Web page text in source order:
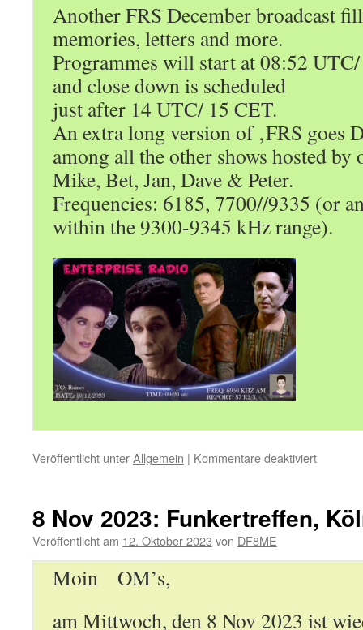
Another FRS December broadcast
memories, letters and more.
Programmes will start at 08:52
and close down is scheduled
just after 14 UTC/ 15 CET.
An extra long version of ‚FRS goes
among all the other shows hosted by
Mike, Bet, Jan, Dave & Peter.
Frequencies: 6185, 7700//9335 (or
within the 9300-9345 kHz range).
Veröffentlicht unterAllgemein | Kommentare deaktiviertfür
8 Nov 2023: Funkertreffen,
Veröffentlicht am 12. Oktober 2023 von DF8ME
Moin OM’s,
am Mittwoch, den 8 Nov 2023 ist